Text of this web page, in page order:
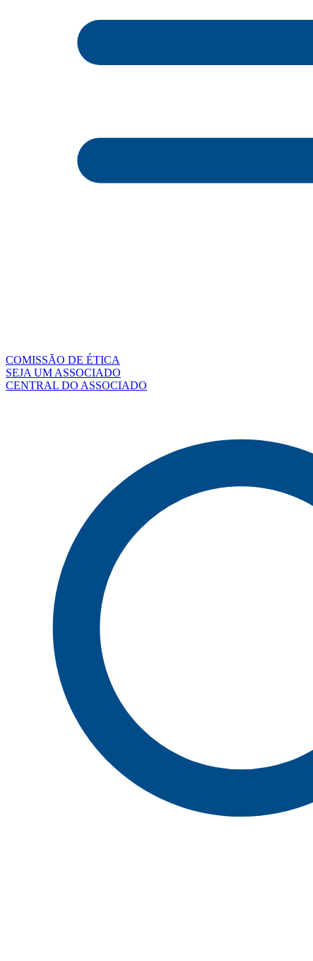
COMISSÃO DE ÉTICA
SEJA UM ASSOCIADO
CENTRAL DO ASSOCIADO